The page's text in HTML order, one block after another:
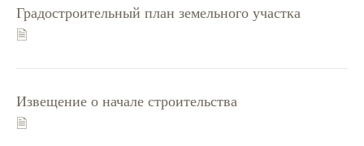
Градостроительный план земельного участка
🗎
Извещение о начале строительства
🗎